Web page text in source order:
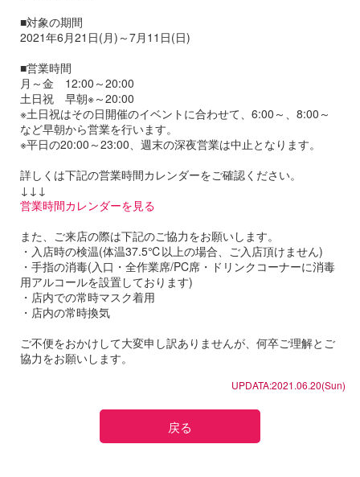
■対象の期間
2021年6月21日(月)～7月11日(日)
■営業時間
月～金 12:00～20:00
土日祝 早朝※～20:00
※土日祝はその日開催のイベントに合わせて、6:00～、8:00～
など早朝から営業を行います。
※平日の20:00～23:00、週末の深夜営業は中止となります。
詳しくは下記の営業時間カレンダーをご確認ください。
↓↓↓
営業時間カレンダーを見る
また、ご来店の際は下記のご協力をお願いします。
・入店時の検温(体温37.5℃以上の場合、ご入店頂けません)
・手指の消毒(入口・全作業席/PC席・ドリンクコーナーに消毒
用アルコールを設置しております)
・店内での常時マスク着用
・店内の常時換気
ご不便をおかけして大変申し訳ありませんが、何卒ご理解とご
協力をお願いします。
UPDATA:2021.06.20(Sun)
戻る